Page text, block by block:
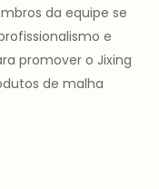
da equipe se
e
promover o Jixing
de malha